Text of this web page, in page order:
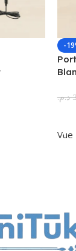
-
د.م.
Vue